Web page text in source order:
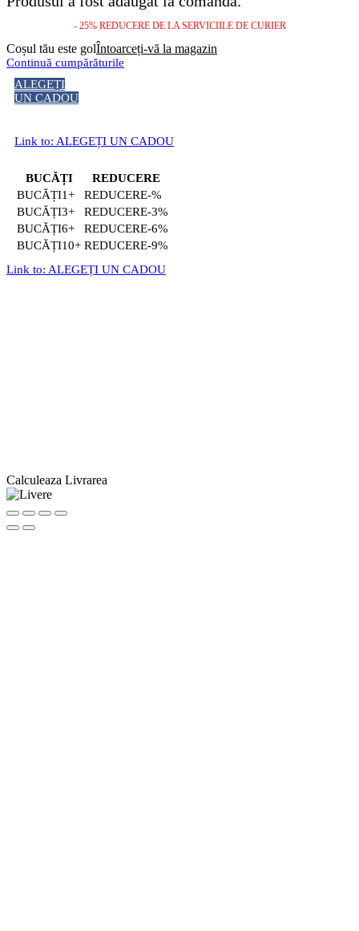
- 25% REDUCERE DE LA SERVICIILE DE CURIER
Coșul tău este golÎntoarceți-vă la magazin
Continuă cumpărăturile
ALEGEȚI
UN CADOU
Link to: ALEGEȚI UN CADOU
BUCĂȚI
REDUCERE
1+
-%
3+
-3%
6+
-6%
10+
-9%
Link to: ALEGEȚI UN CADOU
Calculeaza Livrarea